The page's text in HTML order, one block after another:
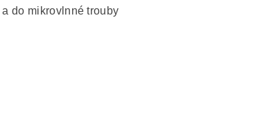
do mikrovlnné trouby